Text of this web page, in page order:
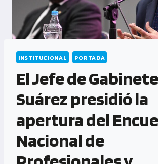
INSTITUCIONAL PORTADA
El Jefe de
Suárez presidió la
apertura del
Nacional de